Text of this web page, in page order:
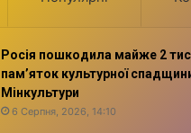
Росія пошкодила майже 2
пам’яток культурної
Мінкультури
6 Серпня, 2026, 14:10